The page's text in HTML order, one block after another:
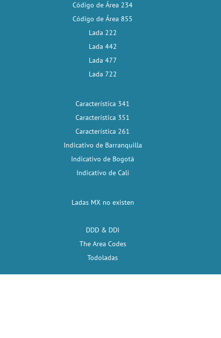
Código de Área 234
Código de Área 855
Lada 222
Lada 442
Lada 477
Lada 722
Característica 341
Característica 351
Característica 261
Indicativo de Barranquilla
Indicativo de Bogotá
Indicativo de Cali
Ladas MX no existen
DDD & DDI
The Area Codes
Todoladas